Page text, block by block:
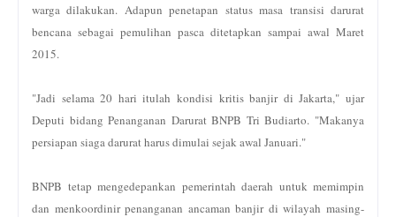
warga dilakukan. Adapun penetapan status masa transisi darurat
bencana sebagai pemulihan pasca ditetapkan sampai awal Maret
2015.
"Jadi selama 20 hari itulah kondisi kritis banjir di Jakarta," ujar
Deputi bidang Penanganan Darurat BNPB Tri Budiarto. "Makanya
persiapan siaga darurat harus dimulai sejak awal Januari."
BNPB tetap mengedepankan pemerintah daerah untuk memimpin
dan menkoordinir penanganan ancaman banjir di wilayah masing-